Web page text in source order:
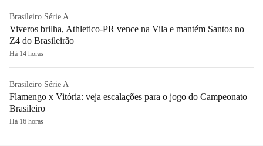
Brasileiro Série A
Viveros brilha, Athletico-PR vence na Vila e mantém Santos no
Z4 do Brasileirão
Há 14 horas
Brasileiro Série A
Flamengo x Vitória: veja escalações para o jogo do Campeonato
Brasileiro
Há 16 horas